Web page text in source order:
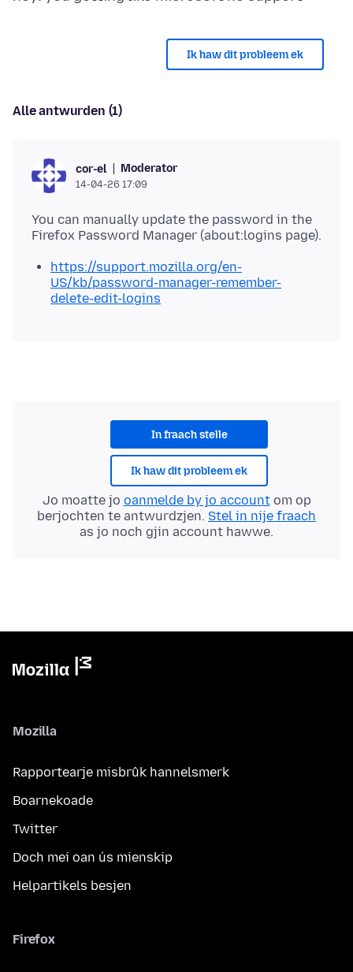
Ik haw dit probleem ek
Alle antwurden (1)
cor-el Moderator
14-04-26 17:09
You can manually update the password in the
https://support.mozilla.org/en-
US/kb/password-manager-remember-
delete-edit-logins
In fraach stelle
Ik haw dit probleem ek
Jo moatte jo oanmelde by jo accountom op
berjochten te antwurdzjen. Stel in nije fraach
as jo noch gjin account hawwe.
Mozilla
Rapportearje misbrûk hannelsmerk
Boarnekoade
Twitter
Doch mei oan ús mienskip
Helpartikels besjen
Firefox